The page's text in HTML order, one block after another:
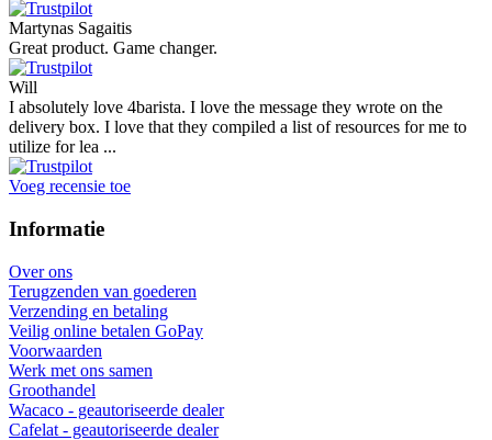
Martynas Sagaitis
Great product. Game changer.
Will
I absolutely love 4barista. I love the message they wrote on the
delivery box. I love that they compiled a list of resources for me to
utilize for lea ...
Voeg recensie toe
Informatie
Over ons
Terugzenden van goederen
Verzending en betaling
Veilig online betalen GoPay
Voorwaarden
Werk met ons samen
Groothandel
Wacaco - geautoriseerde dealer
Cafelat - geautoriseerde dealer